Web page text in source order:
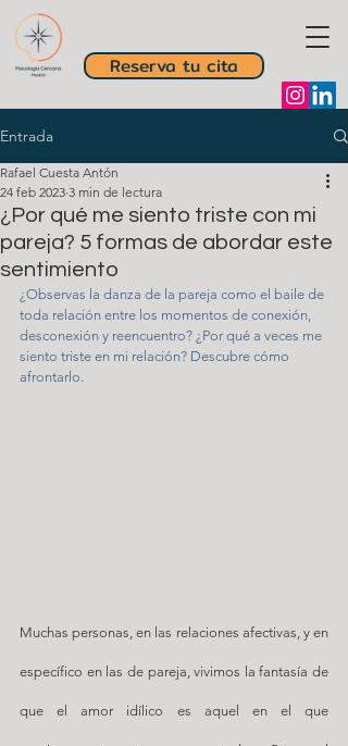
Reserva tu cita
Entrada
¿Por qué me siento triste con mi
pareja? 5 formas de abordar este
sentimiento
Rafael Cuesta Antón
24 feb 2023 3 min de lectura
¿Observas la danza de la pareja como el baile de
toda relación entre los momentos de conexión,
desconexión y reencuentro? ¿Por qué a veces me
siento triste en mi relación? Descubre cómo
afrontarlo.
Muchas personas, en las relaciones afectivas, y en
específico en las de pareja, vivimos la fantasía de
que el amor idílico es aquel en el que